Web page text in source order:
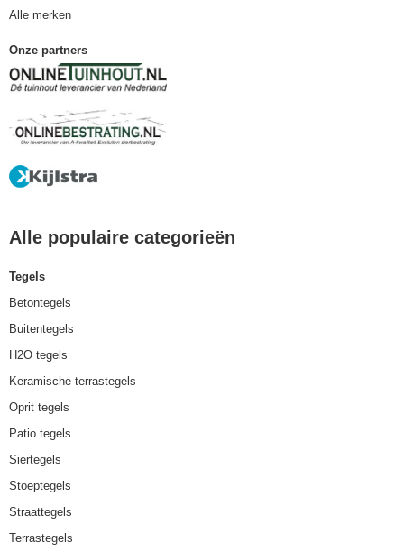
Alle merken
Onze partners
Alle populaire categorieën
Tegels
Betontegels
Buitentegels
H2O tegels
Keramische terrastegels
Oprit tegels
Patio tegels
Siertegels
Stoeptegels
Straattegels
Terrastegels